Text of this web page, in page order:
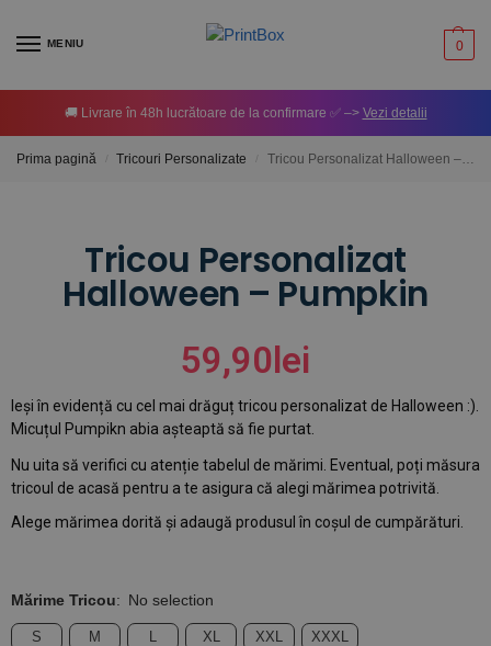
MENIU 0
🚚 Livrare în 48h lucrătoare de la confirmare ✅ –> Vezi detalii
Prima pagină Tricouri Personalizate Tricou Personalizat Halloween – Pumpkin
Tricou Personalizat
Halloween – Pumpkin
59,90lei
Ieși în evidență cu cel mai drăguț tricou personalizat de Halloween :).
Micuțul Pumpikn abia așteaptă să fie purtat.
Nu uita să verifici cu atenție tabelul de mărimi. Eventual, poți măsura
tricoul de acasă pentru a te asigura că alegi mărimea potrivită.
Alege mărimea dorită și adaugă produsul în coșul de cumpărături.
Mărime Tricou: No selection
S M L XL XXL XXXL